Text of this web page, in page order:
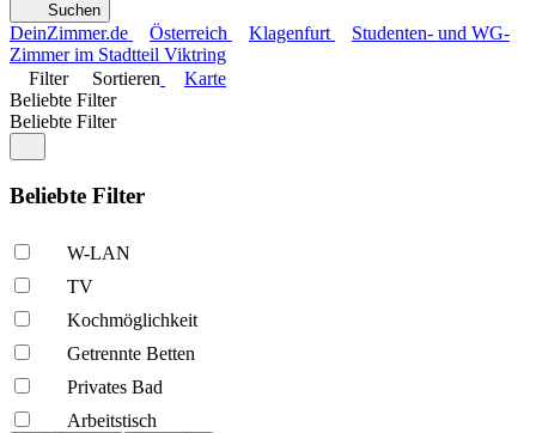
Suchen
DeinZimmer.de Österreich Klagenfurt
Studenten- und WG-
Zimmer im Stadtteil Viktring
Filter
Sortieren
Karte
Beliebte Filter
Beliebte Filter
Beliebte Filter
W-LAN
TV
Kochmöglich­keit
Getrennte Betten
Privates Bad
Arbeitstisch